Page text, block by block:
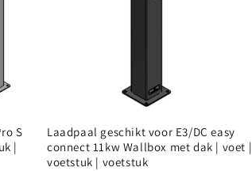
S
|
Laadpaal geschikt voor E3/DC easy
connect 11kw Wallbox met dak | voet |
voetstuk | voetstuk